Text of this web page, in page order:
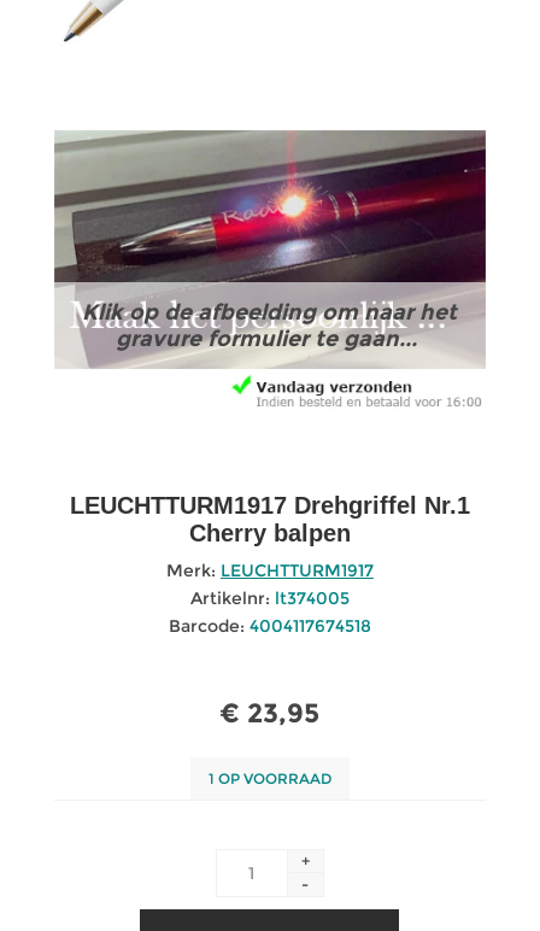
Klik op de afbeelding om naar het
gravure formulier te gaan...
LEUCHTTURM1917 Drehgriffel Nr.1
Cherry balpen
Merk: LEUCHTTURM1917
Artikelnr: lt374005
Barcode: 4004117674518
€ 23,95
1 OP VOORRAAD
+
-